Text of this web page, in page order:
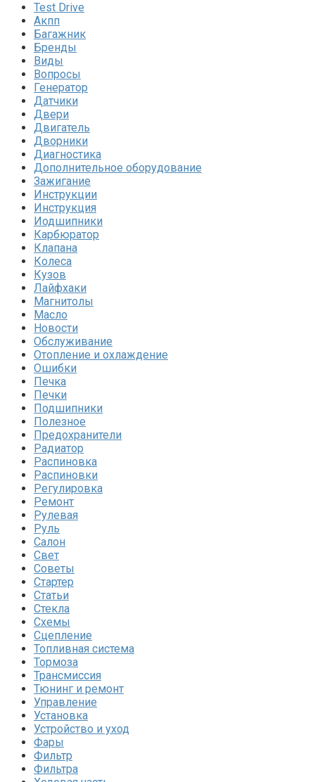
Test Drive
Акпп
Багажник
Бренды
Виды
Вопросы
Генератор
Датчики
Двери
Двигатель
Дворники
Диагностика
Дополнительное оборудование
Зажигание
Инструкции
Инструкция
Иодшипники
Карбюратор
Клапана
Колеса
Кузов
Лайфхаки
Магнитолы
Масло
Новости
Обслуживание
Отопление и охлаждение
Ошибки
Печка
Печки
Подшипники
Полезное
Предохранители
Радиатор
Распиновка
Распиновки
Регулировка
Ремонт
Рулевая
Руль
Салон
Свет
Советы
Стартер
Статьи
Стекла
Схемы
Сцепление
Топливная система
Тормоза
Трансмиссия
Тюнинг и ремонт
Управление
Установка
Устройство и уход
Фары
Фильтр
Фильтра